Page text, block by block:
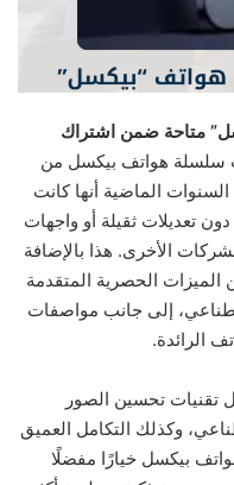
متاحة ضمن اشتراك
سلسلة هواتف بيكسل من
الماضية أنها كانت
دون تعديلات ثقيلة أو واجهات
الأخرى. هذا بالإضافة
الميزات الحصرية المتقدمة
إلى جانب مواصفات
الرائدة.
تقنيات تحسين الصور
وكذلك التكامل العميق
بيكسل خيارًا مفضلًا